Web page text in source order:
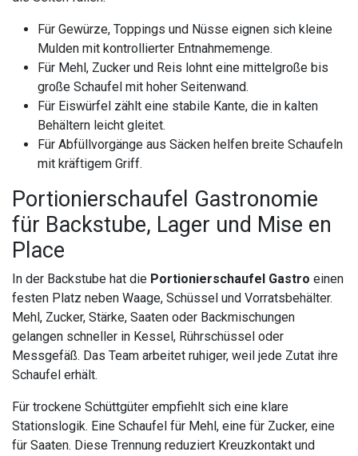
Für Gewürze, Toppings und Nüsse eignen sich kleine
Mulden mit kontrollierter Entnahmemenge.
Für Mehl, Zucker und Reis lohnt eine mittelgroße bis
große Schaufel mit hoher Seitenwand.
Für Eiswürfel zählt eine stabile Kante, die in kalten
Behältern leicht gleitet.
Für Abfüllvorgänge aus Säcken helfen breite Schaufeln
mit kräftigem Griff.
Portionierschaufel Gastronomie
für Backstube, Lager und Mise en
Place
In der Backstube hat die Portionierschaufel Gastro einen
festen Platz neben Waage, Schüssel und Vorratsbehälter.
Mehl, Zucker, Stärke, Saaten oder Backmischungen
gelangen schneller in Kessel, Rührschüssel oder
Messgefäß. Das Team arbeitet ruhiger, weil jede Zutat ihre
Schaufel erhält.
Für trockene Schüttgüter empfiehlt sich eine klare
Stationslogik. Eine Schaufel für Mehl, eine für Zucker, eine
für Saaten. Diese Trennung reduziert Kreuzkontakt und